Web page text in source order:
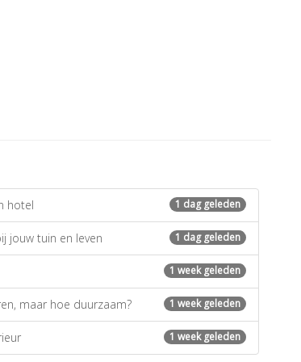
1 dag geleden
hotel
1 dag geleden
jouw tuin en leven
1 week geleden
1 week geleden
maar hoe duurzaam?
1 week geleden